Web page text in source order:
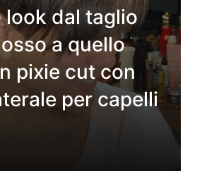
look dal taglio
a quello
pixie cut con
per capelli